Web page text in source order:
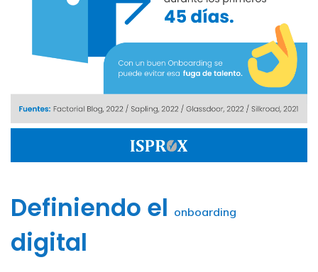
Definiendo el onboarding
digital